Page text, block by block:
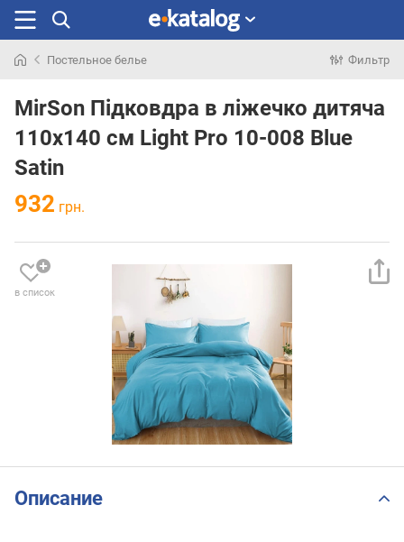
раньше
Постельное белье Фильтр
MirSon Підковдра в ліжечко дитяча
110x140 см Light Pro 10-008 Blue
Satin
932 грн.
в список
Описание